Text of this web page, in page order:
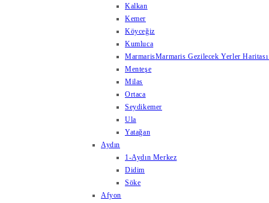
Kalkan
Kemer
Köyceğiz
Kumluca
MarmarisMarmaris Gezilecek Yerler
Menteşe
Milas
Ortaca
Seydikemer
Ula
Yatağan
Aydın
1-Aydın Merkez
Didim
Söke
Afyon